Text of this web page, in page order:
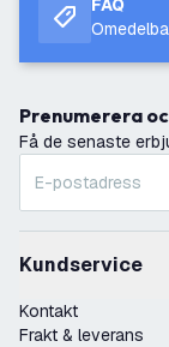
FAQ
Prenumerera
Få de senaste
Kundservice
Kontakt
Frakt & leverans